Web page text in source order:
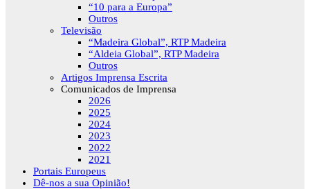
“10 para a Europa”
Outros
Televisão
“Madeira Global”, RTP Madeira
“Aldeia Global”, RTP Madeira
Outros
Artigos Imprensa Escrita
Comunicados de Imprensa
2026
2025
2024
2023
2022
2021
Portais Europeus
Dê-nos a sua Opinião!